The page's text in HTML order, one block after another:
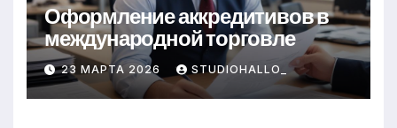
Оформление аккредитивов в
международной торговле
23 МАРТА 2026 STUDIOHALLO_